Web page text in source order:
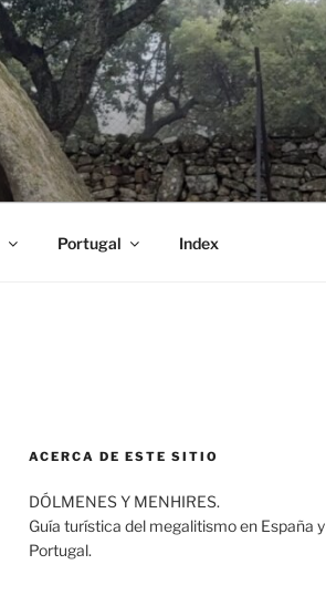
Portugal Index
ACERCA DE ESTE SITIO
DÓLMENES Y MENHIRES.
Guía turística del megalitismo en España y
Portugal.